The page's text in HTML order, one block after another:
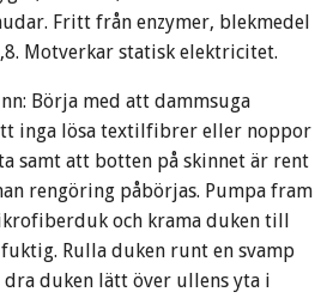
Fritt från enzymer, blekmedel
Motverkar statisk elektricitet.
Börja med att dammsuga
inga lösa textilfibrer eller noppor
samt att botten på skinnet är rent
rengöring påbörjas. Pumpa fram
och krama duken till
Rulla duken runt en svamp
duken lätt över ullens yta i